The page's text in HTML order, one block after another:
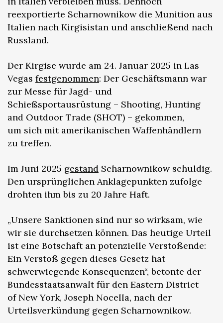
reexportierte Scharnownikow die Munition aus
Italien nach Kirgisistan und anschließend nach
Russland.
Der Kirgise wurde am 24. Januar 2025 in Las
Vegas festgenommen: Der Geschäftsmann war
zur Messe für Jagd- und
Schießsportausrüstung – Shooting, Hunting
and Outdoor Trade (SHOT) – gekommen,
um sich mit amerikanischen Waffenhändlern
zu treffen.
Im Juni 2025 gestand Scharnownikow schuldig.
Den ursprünglichen Anklagepunkten zufolge
drohten ihm bis zu 20 Jahre Haft.
„Unsere Sanktionen sind nur so wirksam, wie
wir sie durchsetzen können. Das heutige Urteil
ist eine Botschaft an potenzielle Verstoßende:
Ein Verstoß gegen dieses Gesetz hat
schwerwiegende Konsequenzen“, betonte der
Bundesstaatsanwalt für den Eastern District
of New York, Joseph Nocella, nach der
Urteilsverkündung gegen Scharnownikow.